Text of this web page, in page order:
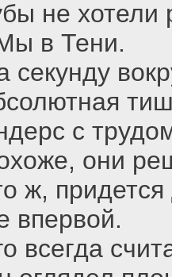
не хотели
в Тени.
секунду
с
они
ж, придется
впервой.
всегда